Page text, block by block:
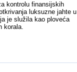
kontrolu finansijskih
luksuzne jahte u
je služila kao ploveća
korala.